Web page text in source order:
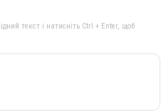
текст і натисніть Ctrl + Enter, щоб